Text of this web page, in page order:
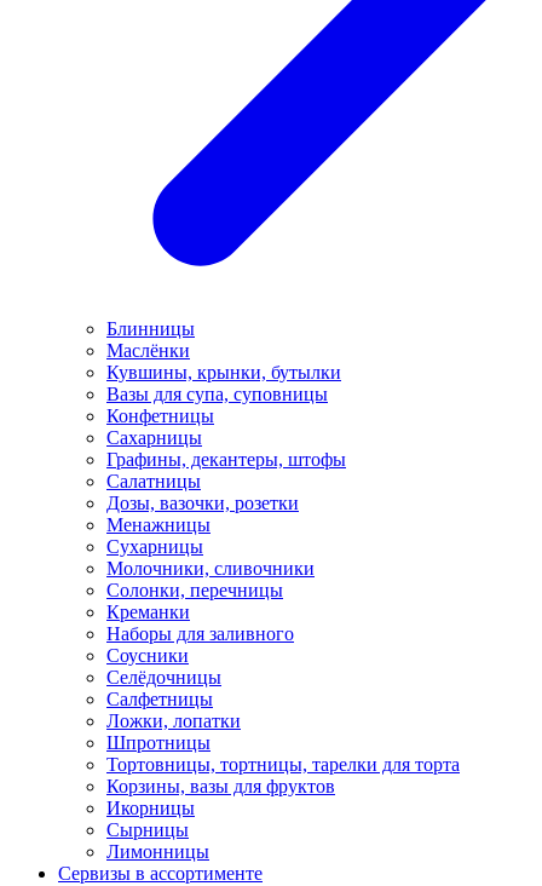
Блинницы
Маслёнки
Кувшины, крынки, бутылки
Вазы для супа, суповницы
Конфетницы
Сахарницы
Графины, декантеры, штофы
Салатницы
Дозы, вазочки, розетки
Менажницы
Сухарницы
Молочники, сливочники
Солонки, перечницы
Креманки
Наборы для заливного
Соусники
Селёдочницы
Салфетницы
Ложки, лопатки
Шпротницы
Тортовницы, тортницы, тарелки для торта
Корзины, вазы для фруктов
Икорницы
Сырницы
Лимонницы
Сервизы в ассортименте